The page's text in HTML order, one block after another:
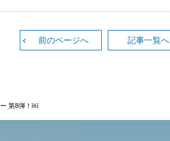
前のページへ 記事一覧へ
ー 第8弾！￼